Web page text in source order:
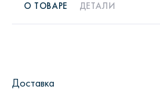
О ТОВАРЕ ДЕТАЛИ
Доставка